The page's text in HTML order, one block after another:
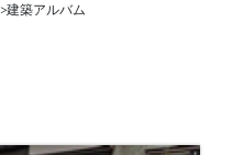
>建築アルバム